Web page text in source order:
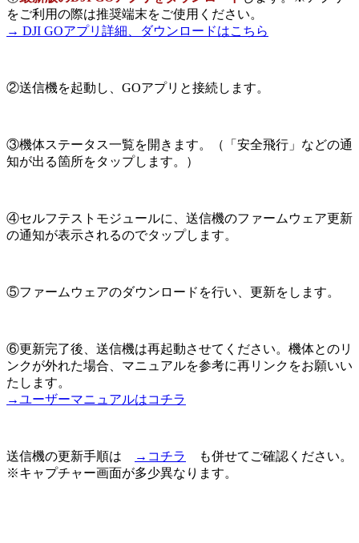
をご利用の際は推奨端末をご使用ください。
→ DJI GOアプリ詳細、ダウンロードはこちら
②送信機を起動し、GOアプリと接続します。
③機体ステータス一覧を開きます。（「安全飛行」などの通
知が出る箇所をタップします。）
④セルフテストモジュールに、送信機のファームウェア更新
の通知が表示されるのでタップします。
⑤ファームウェアのダウンロードを行い、更新をします。
⑥更新完了後、送信機は再起動させてください。機体とのリ
ンクが外れた場合、マニュアルを参考に再リンクをお願いい
たします。
→ユーザーマニュアルはコチラ
送信機の更新手順は →コチラ
も併せてご確認ください。
※キャプチャー画面が多少異なります。